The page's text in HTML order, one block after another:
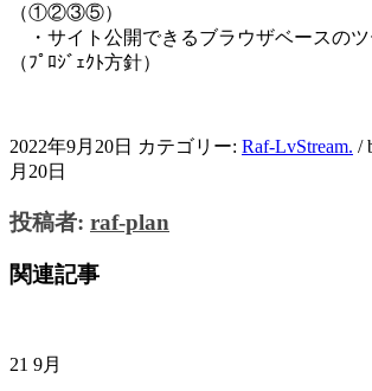
（①②③⑤）
・サイト公開できるブラウザベースの
（ﾌﾟﾛｼﾞｪｸﾄ方針）
2022年9月20日 カテゴリー: Raf-LvStream. /
月20日
投稿者: raf-plan
関連記事
21 9月